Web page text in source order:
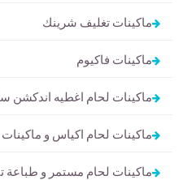
ماكينات تغليف شرينك
ماكينات فاكيوم
ماكينات لحام اغطيه اندكشن
ماكينات لحام اكياس و ماكينات
ماكينات لحام مستمر و طباعة